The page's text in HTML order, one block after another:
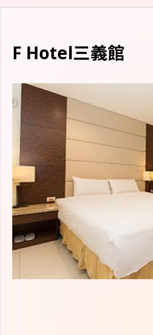
F Hotel三義館